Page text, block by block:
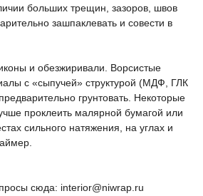
больших трещин, зазоров, швов
зашпаклевать и совести в
и обезжиривали. Ворсистые
с «сыпучей» структурой (МДФ, ГЛК
грунтовать. Некоторые
проклеить малярной бумагой или
сильного натяжения, на углах и
сюда: interior@niwrap.ru